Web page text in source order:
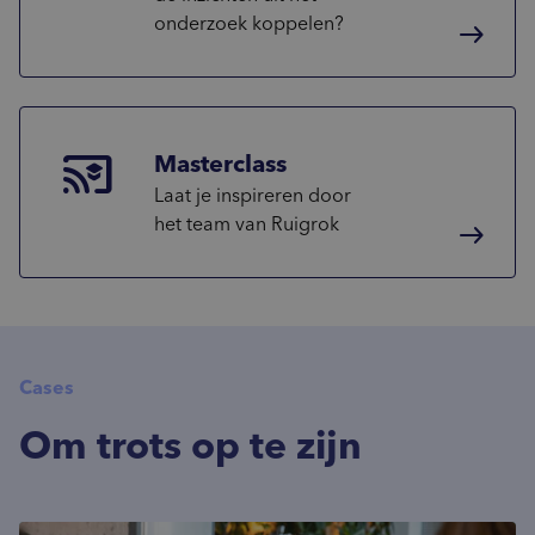
onderzoek koppelen?
east
cast_for_education Masterclass
Laat je inspireren door
het team van Ruigrok
east
Om trots op te zijn
Cases